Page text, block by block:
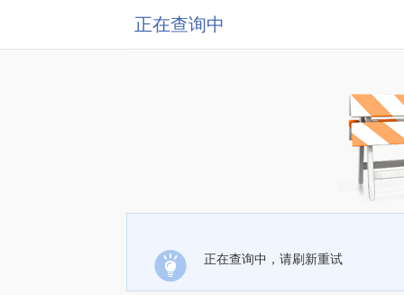
正在查询中
正在查询中，请刷新重试